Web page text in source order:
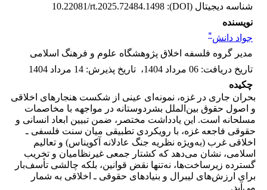
شناسه دیجیتال (DOI):
10.22081/rt.2025.72484.1498
نویسنده
جواد دانش*
مدیر گروه فلسفه اخلاق پژوهشگاه علوم و فرهنگ اسلامی
تاریخ دریافت: 06 مرداد 1404 ، تاریخ پذیرش: 14 مرداد 1404
چکیده
بحران جاری در غزه، نمونه‌ای عینی از شکست هنجارهای اخلاقی
و اصول حقوق بین‌الملل بشردوستانه در مواجهه با مخاصمات
مسلحانه است. این یادداشت مختصر، ضمن تبیین ابعاد انسانی و
حقوقی فاجعه غزه، با رویکردی تطبیقی میان سنت فلسفی ـ
اخلاقی غرب (به‌ویژه نظریه جنگ عادلانه آکویناس) و تعالیم
اسلامی، نشان می‌دهد که کشتار جمعی غیرنظامیان و تخریب
گسترده زیرساخت‌ها، نه‌تنها نقض قوانین، بلکه چالشی تأسف‌بار
برای ارزش‌های لیبرال و بنیادهای حقوقی ـ اخلاقی به شمار
می‌آید.